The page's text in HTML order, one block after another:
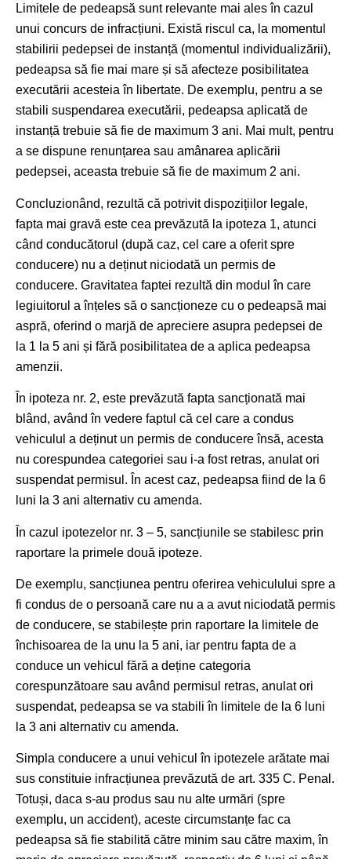
Limitele de pedeapsă sunt relevante mai ales în cazul
unui concurs de infracțiuni. Există riscul ca, la momentul
stabilirii pedepsei de instanță (momentul individualizării),
pedeapsa să fie mai mare și să afecteze posibilitatea
executării acesteia în libertate. De exemplu, pentru a se
stabili suspendarea executării, pedeapsa aplicată de
instanță trebuie să fie de maximum 3 ani. Mai mult, pentru
a se dispune renunțarea sau amânarea aplicării
pedepsei, aceasta trebuie să fie de maximum 2 ani.
Concluzionând, rezultă că potrivit dispozițiilor legale,
fapta mai gravă este cea prevăzută la ipoteza 1, atunci
când conducătorul (după caz, cel care a oferit spre
conducere) nu a deținut niciodată un permis de
conducere. Gravitatea faptei rezultă din modul în care
legiuitorul a înțeles să o sancționeze cu o pedeapsă mai
aspră, oferind o marjă de apreciere asupra pedepsei de
la 1 la 5 ani și fără posibilitatea de a aplica pedeapsa
amenzii.
În ipoteza nr. 2, este prevăzută fapta sancționată mai
blând, având în vedere faptul că cel care a condus
vehiculul a deținut un permis de conducere însă, acesta
nu corespundea categoriei sau i-a fost retras, anulat ori
suspendat permisul. În acest caz, pedeapsa fiind de la 6
luni la 3 ani alternativ cu amenda.
În cazul ipotezelor nr. 3 – 5, sancțiunile se stabilesc prin
raportare la primele două ipoteze.
De exemplu, sancțiunea pentru oferirea vehiculului spre a
fi condus de o persoană care nu a a avut niciodată permis
de conducere, se stabilește prin raportare la limitele de
închisoarea de la unu la 5 ani, iar pentru fapta de a
conduce un vehicul fără a deține categoria
corespunzătoare sau având permisul retras, anulat ori
suspendat, pedeapsa se va stabili în limitele de la 6 luni
la 3 ani alternativ cu amenda.
Simpla conducere a unui vehicul în ipotezele arătate mai
sus constituie infracțiunea prevăzută de art. 335 C. Penal.
Totuși, daca s-au produs sau nu alte urmări (spre
exemplu, un accident), aceste circumstanțe fac ca
pedeapsa să fie stabilită către minim sau către maxim, în